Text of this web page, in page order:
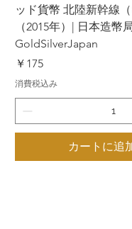
ッド貨幣 北陸新幹線
（2015年）| 日本造幣
GoldSilverJapan
価格
￥175
消費税込み
カートに追